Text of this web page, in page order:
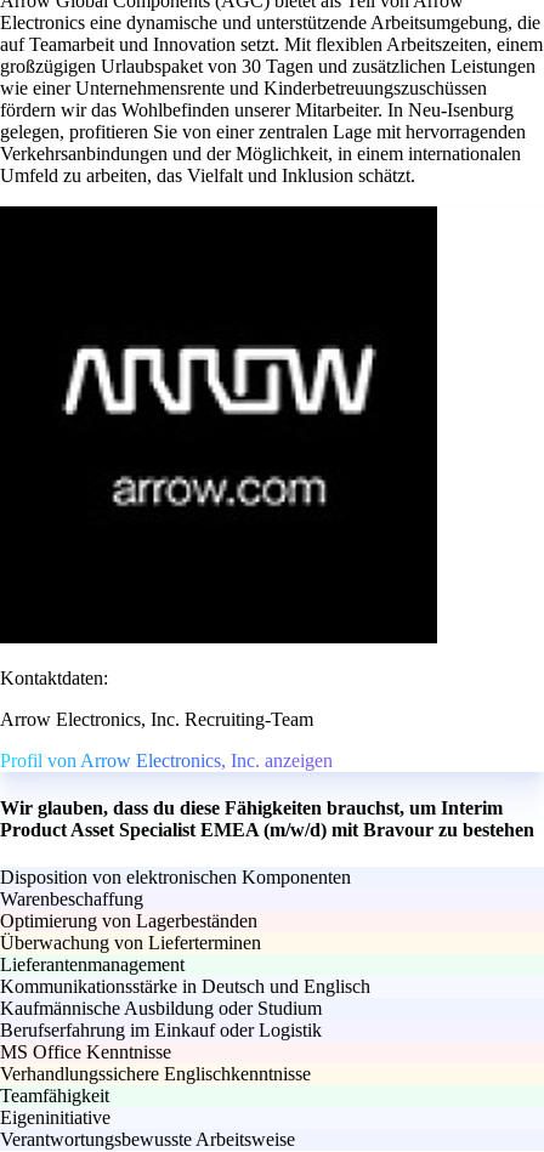
Electronics eine dynamische und unterstützende Arbeitsumgebung, die
auf Teamarbeit und Innovation setzt. Mit flexiblen Arbeitszeiten, einem
großzügigen Urlaubspaket von 30 Tagen und zusätzlichen Leistungen
wie einer Unternehmensrente und Kinderbetreuungszuschüssen
fördern wir das Wohlbefinden unserer Mitarbeiter. In Neu-Isenburg
gelegen, profitieren Sie von einer zentralen Lage mit hervorragenden
Verkehrsanbindungen und der Möglichkeit, in einem internationalen
Umfeld zu arbeiten, das Vielfalt und Inklusion schätzt.
Kontaktdaten:
Arrow Electronics, Inc. Recruiting-Team
Profil von Arrow Electronics, Inc. anzeigen
Wir glauben, dass du diese Fähigkeiten brauchst, um Interim
Product Asset Specialist EMEA (m/w/d) mit Bravour zu bestehen
Disposition von elektronischen Komponenten
Warenbeschaffung
Optimierung von Lagerbeständen
Überwachung von Lieferterminen
Lieferantenmanagement
Kommunikationsstärke in Deutsch und Englisch
Kaufmännische Ausbildung oder Studium
Berufserfahrung im Einkauf oder Logistik
MS Office Kenntnisse
Verhandlungssichere Englischkenntnisse
Teamfähigkeit
Eigeninitiative
Verantwortungsbewusste Arbeitsweise